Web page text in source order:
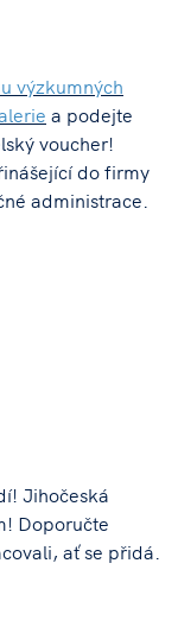
výzkumných
a podejte
voucher!
do firmy
administrace.
Jihočeská
Doporučte
ať se přidá.